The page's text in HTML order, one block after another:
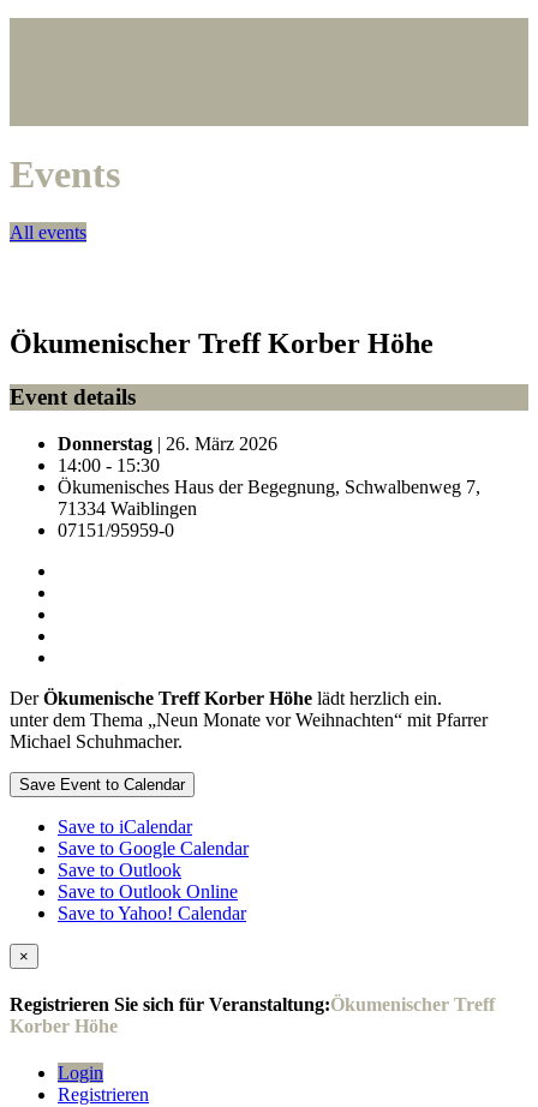
Events
All events
Ökumenischer Treff Korber Höhe
Event details
Donnerstag | 26. März 2026
14:00 - 15:30
Ökumenisches Haus der Begegnung, Schwalbenweg 7,
71334 Waiblingen
07151/95959-0
DerÖkumenische Treff Korber Höhe lädt herzlich ein.
unter dem Thema „Neun Monate vor Weihnachten“ mit Pfarrer
Michael Schuhmacher.
Save Event to Calendar
Save to iCalendar
Save to Google Calendar
Save to Outlook
Save to Outlook Online
Save to Yahoo! Calendar
×
Registrieren Sie sich für Veranstaltung:Ökumenischer Treff
Korber Höhe
Login
Registrieren